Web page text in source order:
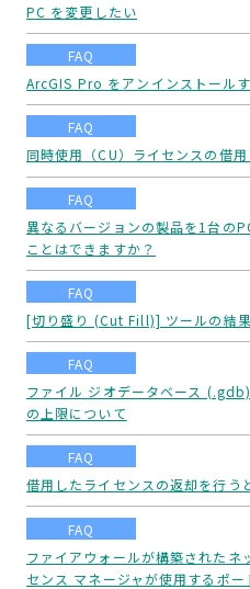
PC を変更したい
FAQ
ArcGIS Pro をアンインストール
FAQ
同時使用（CU）ライセンスの借
FAQ
異なるバージョンの製品を1台の
ことはできますか？
FAQ
[切り盛り (Cut Fill)] ツールの結
FAQ
ファイル ジオデータベース
の上限について
FAQ
借用したライセンスの返却を行う
FAQ
ファイアウォールが構築されたネ
センス マネージャが使用するポ